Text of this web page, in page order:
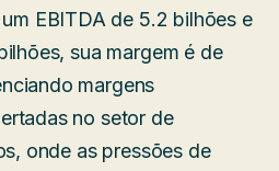
EBITDA de 5.2 bilhões e
sua margem é de
margens
no setor de
onde as pressões de